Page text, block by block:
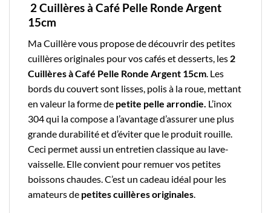
2 Cuillères à Café Pelle Ronde Argent
15cm
Ma Cuillèrevous propose de découvrir des petites
cuillèresoriginales pour vos cafés et desserts, les 2
Cuillères à Café Pelle Ronde Argent 15cm . Les
bords du couvert sont lisses, polis à la roue, mettant
en valeur la forme de petite pelle arrondie. L’inox
304 qui la compose a l’avantage d’assurer une plus
grande durabilité et d’éviter que le produit rouille.
Ceci permet aussi un entretien classique au lave-
vaisselle. Elle convient pour remuer vos petites
boissons chaudes. C’est un cadeau idéal pour les
amateurs de petites cuillères originales